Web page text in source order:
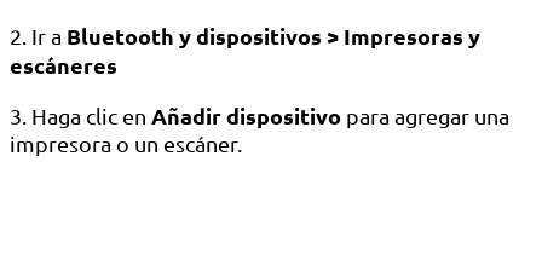
2. Ir a Bluetooth y dispositivos > Impresoras y
escáneres
3. Haga clic en Añadir dispositivo para agregar una
impresora o un escáner.